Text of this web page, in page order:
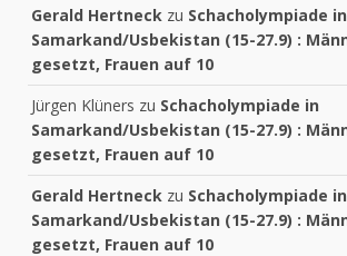
Gerald Hertneck zu Schacholympiade in
Samarkand/Usbekistan (15-27.9) :
gesetzt, Frauen auf 10
Jürgen Klüners zu Schacholympiade in
Samarkand/Usbekistan (15-27.9) :
gesetzt, Frauen auf 10
Gerald Hertneck zu Schacholympiade in
Samarkand/Usbekistan (15-27.9) :
gesetzt, Frauen auf 10